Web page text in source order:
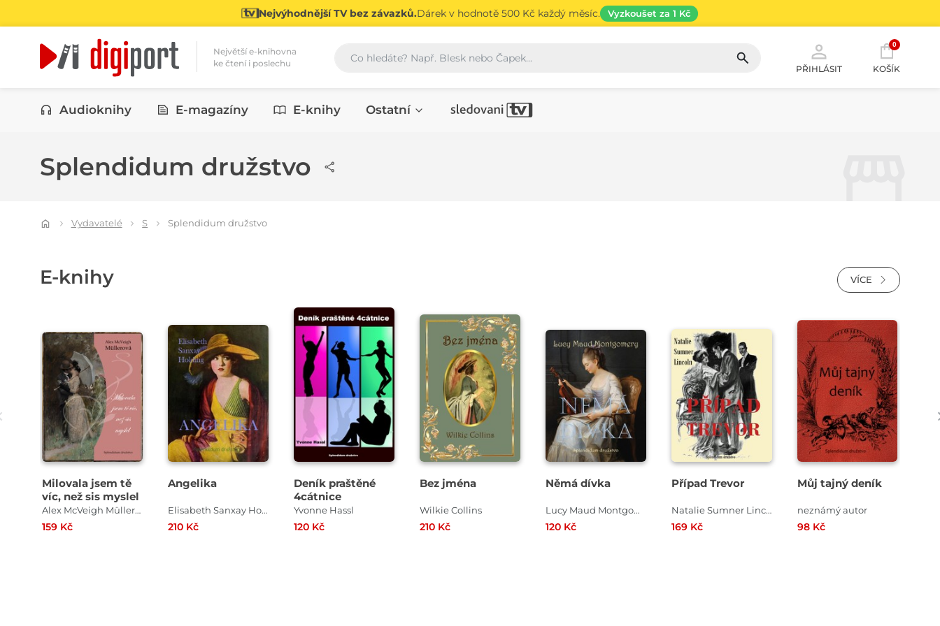
Nejvýhodnější TV bez závazků.Dárek v hodnotě 500 Kč každý měsíc. Vyzkoušet za 1 Kč
Největší e-knihovna
ke čtení i poslechu
Vyhledávání
PŘIHLÁSIT
0
KOŠÍK
Kategorie
Audioknihy E-magazíny E-knihy Ostatní
Splendidum družstvo
Vydavatelé S Splendidum družstvo
E-knihy VÍCE
Milovala jsem tě
víc, než sis myslel
Alex McVeigh Müllerová
159 Kč
Angelika
Elisabeth Sanxay Holding
210 Kč
Deník praštěné
4cátnice
Yvonne Hassl
120 Kč
Bez jména
Wilkie Collins
210 Kč
Němá dívka
Lucy Maud Montgomery
120 Kč
Případ Trevor
Natalie Sumner Lincoln
169 Kč
Můj tajný deník
neznámý autor
98 Kč